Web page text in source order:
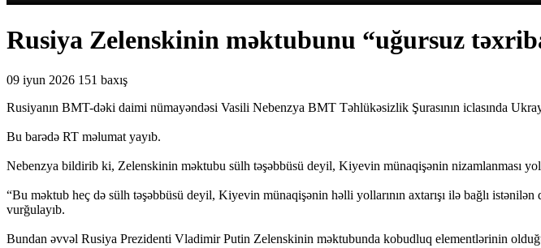
Rusiya Zelenskinin məktubunu “uğursuz
09 iyun 2026 151 baxış
Rusiyanın BMT-dəki daimi nümayəndəsi Vasili Nebenzya BMT Təhlükəsizlik Şurasının iclasında
Bu barədə RT məlumat yayıb.
Nebenzya bildirib ki, Zelenskinin məktubu sülh təşəbbüsü deyil, Kiyevin münaqişənin nizamlanması
“Bu məktub heç də sülh təşəbbüsü deyil, Kiyevin münaqişənin həlli yollarının axtarışı ilə bağlı
vurğulayıb.
Bundan əvvəl Rusiya Prezidenti Vladimir Putin Zelenskinin məktubunda kobudluq elementlərinin